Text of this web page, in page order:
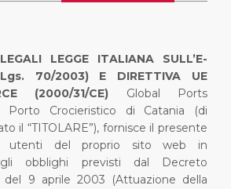
LEGGE ITALIANA SULL’E-
70/2003) E DIRETTIVA UE
(2000/31/CE)
Global Ports
Porto Crocieristico di Catania (di
il “TITOLARE”), fornisce il presente
utenti del proprio sito web in
obblighi previsti dal Decreto
9 aprile 2003 (Attuazione della